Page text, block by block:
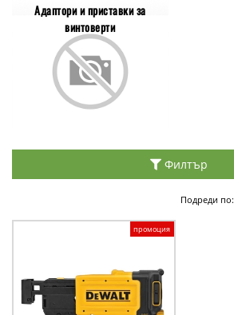
Адаптори и приставки за
винтоверти
Филтър
Подреди по:
промоция